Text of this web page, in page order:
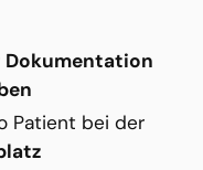
Dokumentation
Dutzende Telefonanrufe pro Patient bei der